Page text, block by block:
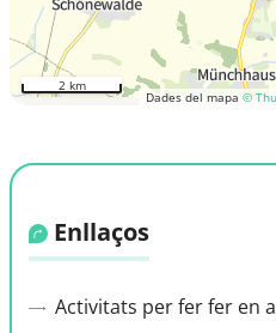
Dades del mapa ©
2 km
Enllaços
Activitats per fer fer en